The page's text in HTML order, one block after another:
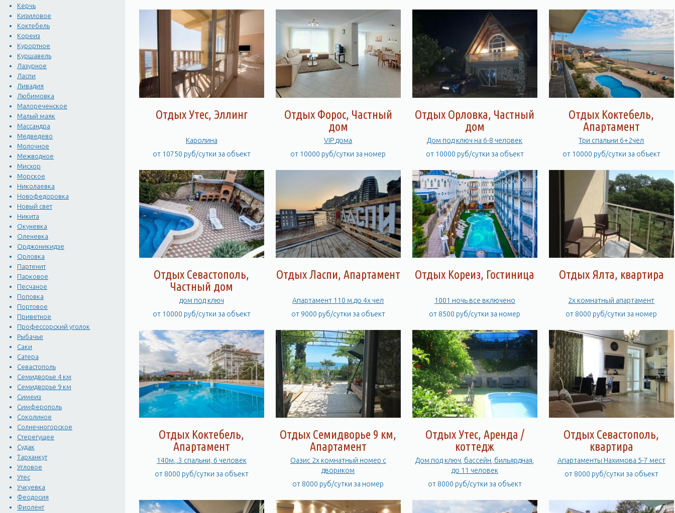
Керчь
Кизиловое
Коктебель
Кореиз
Курортное
Куршавель
Лазурное
Ласпи
Ливадия
Любимовка
Малореченское
Малый маяк
Массандра
Медведево
Молочное
Межводное
Мисхор
Морское
Николаевка
Новофедоровка
Новый свет
Никита
Окуневка
Оленевка
Орджоникидзе
Орловка
Партенит
Парковое
Песчаное
Поповка
Портовое
Приветное
Профессорский уголок
Рыбачье
Саки
Сатера
Севастополь
Семидворье 4 км
Семидворье 9 км
Симеиз
Симферополь
Соколиное
Солнечногорское
Стерегущее
Судак
Тарханкут
Угловое
Утес
Учкуевка
Феодосия
Фиолент
Отдых Утес, Эллинг
Каролина
от 10750 руб/сутки за объект
Отдых Форос, Частный
дом
VIP дома
от 10000 руб/сутки за номер
Отдых Орловка, Частный
дом
Дом под ключ на 6-8 человек
от 10000 руб/сутки за объект
Отдых Коктебель,
Апартамент
Три спальни 6+2чел
от 10000 руб/сутки за объект
Отдых Севастополь,
Частный дом
дом под ключ
от 10000 руб/сутки за объект
Отдых Ласпи, Апартамент
Апартамент 110 м.до 4х чел
от 9000 руб/сутки за объект
Отдых Кореиз, Гостиница
1001 ночь все включено
от 8500 руб/сутки за номер
Отдых Ялта, квартира
2х комнатный апартамент
от 8000 руб/сутки за номер
Отдых Коктебель,
Апартамент
140м.,.3 спальни, 6 человек
от 8000 руб/сутки за объект
Отдых Семидворье 9 км,
Апартамент
Оазис 2х комнатный номер с
двориком
от 8000 руб/сутки за номер
Отдых Утес, Аренда /
коттедж
Дом под ключ, бассейн, бильярдная,
до 11 человек
от 8000 руб/сутки за объект
Отдых Севастополь,
квартира
Апартаменты Нахимова 5-7 мест
от 8000 руб/сутки за объект